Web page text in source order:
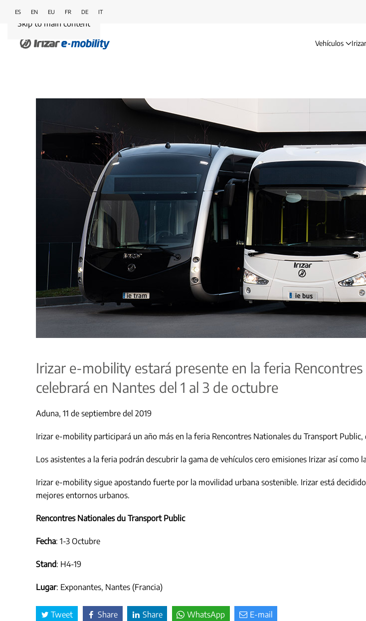
Skip to main content
ES EN EU FR DE IT
Vehículos
Irizar e-mobility estará presente en la feria
celebrará en Nantes del 1 al 3 de octubre
Aduna, 11 de septiembre del 2019
Irizar e-mobility participará un año más en la feria Rencontres Nationales du Transport Public,
Los asistentes a la feria podrán descubrir la gama de vehículos cero emisiones Irizar así como
Irizar e-mobility sigue apostando fuerte por la movilidad urbana sostenible. Irizar está
mejores entornos urbanos.
Rencontres Nationales du Transport Public
Fecha: 1-3 Octubre
Stand: H4-19
Lugar: Exponantes, Nantes (Francia)
Tweet Share Share WhatsApp E-mail